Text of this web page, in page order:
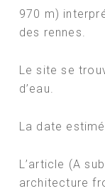
970 m)
des rennes.
Le site se
d’eau.
La date
L’article (A
architecture